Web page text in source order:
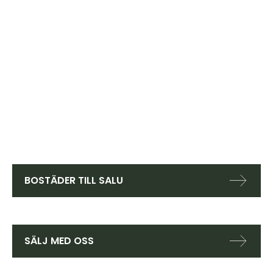
BOSTÄDER TILL SALU
SÄLJ MED OSS